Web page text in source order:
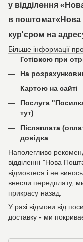
у відділення
в
кур'єром на
Більше інформації
Готівкою при
На
Картою на сайті
Послуга
тут)
Післяплата
довідка
Наполегливо
відділенні "Нова
відмовтеся і не
внесли передплату,
прикрасу назад.
У разі відмови від
доставку - ми